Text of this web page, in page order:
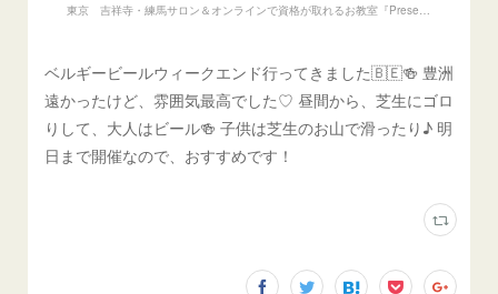
東京 吉祥寺・練馬サロン＆オンラインで資格が取れるお教室『Presents』アイシングクッキー、練り切りアート、あんフラワー教室
ベルギービールウィークエンド行ってきました🇧🇪🍻 豊洲
遠かったけど、雰囲気最高でした♡ 昼間から、芝生にゴロ
りして、大人はビール🍻 子供は芝生のお山で滑ったり♪ 明
日まで開催なので、おすすめです！